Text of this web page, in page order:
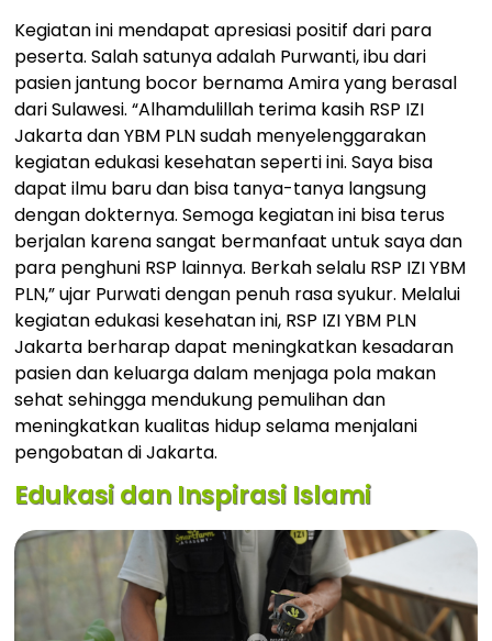
Kegiatan ini mendapat apresiasi positif dari para
peserta. Salah satunya adalah Purwanti, ibu dari
pasien jantung bocor bernama Amira yang berasal
dari Sulawesi. “Alhamdulillah terima kasih RSP IZI
Jakarta dan YBM PLN sudah menyelenggarakan
kegiatan edukasi kesehatan seperti ini. Saya bisa
dapat ilmu baru dan bisa tanya-tanya langsung
dengan dokternya. Semoga kegiatan ini bisa terus
berjalan karena sangat bermanfaat untuk saya dan
para penghuni RSP lainnya. Berkah selalu RSP IZI YBM
PLN,” ujar Purwati dengan penuh rasa syukur. Melalui
kegiatan edukasi kesehatan ini, RSP IZI YBM PLN
Jakarta berharap dapat meningkatkan kesadaran
pasien dan keluarga dalam menjaga pola makan
sehat sehingga mendukung pemulihan dan
meningkatkan kualitas hidup selama menjalani
pengobatan di Jakarta.
Edukasi dan Inspirasi Islami